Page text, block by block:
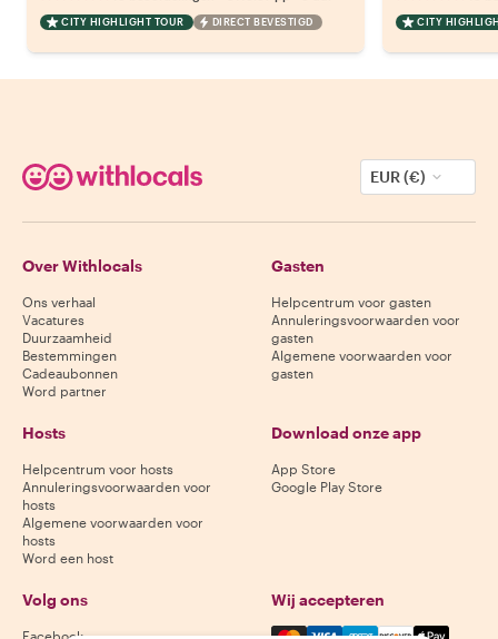
CITY HIGHLIGHT TOUR DIRECT BEVESTIGD CITY
EUR (€)
Over Withlocals
Ons verhaal
Vacatures
Duurzaamheid
Bestemmingen
Cadeaubonnen
Word partner
Gasten
Helpcentrum voor gasten
Annuleringsvoorwaarden voor
gasten
Algemene voorwaarden voor
gasten
Hosts
Helpcentrum voor hosts
Annuleringsvoorwaarden voor
hosts
Algemene voorwaarden voor
hosts
Word een host
Download onze app
App Store
Google Play Store
Volg ons Wij accepteren
Mastercard, Visa, Amex,